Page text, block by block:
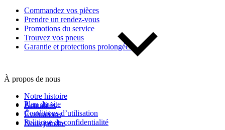
Commandez vos pièces
Prendre un rendez-vous
Promotions du service
Trouvez vos pneus
Garantie et protections prolongées
À propos de nous
Notre histoire
Actualités
Évaluations
Nous joindre
Plan du site
Conditions d’utilisation
Politique de confidentialité